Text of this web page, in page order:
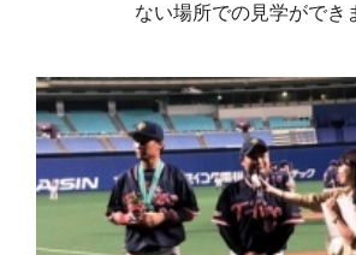
ない場所での見学ができ